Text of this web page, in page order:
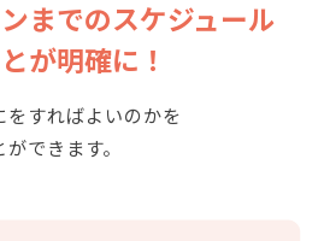
までのスケジュール
が明確に！
をすればよいのかを
できます。